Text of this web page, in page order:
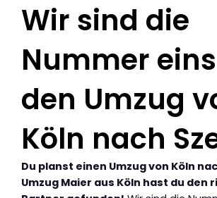
Wir sind die
Nummer
den Umzug
Köln nach
Du planst einen Umzug von Köln
Umzug Maier aus Köln hast du den